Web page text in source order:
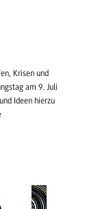
Krisen und
am 9. Juli
Ideen hierzu